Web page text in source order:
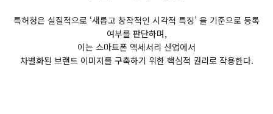
특허청은 실질적으로 ‘새롭고 창작적인 시각적 특징’ 을 기준으로 등록
여부를 판단하며,
이는 스마트폰 액세서리 산업에서
차별화된 브랜드 이미지를 구축하기 위한 핵심적 권리로 작용한다.